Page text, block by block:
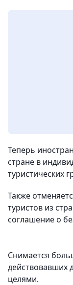
Теперь
стране в
туристических
Также
туристов из
соглашение о
Снимается
действовавших
целями.